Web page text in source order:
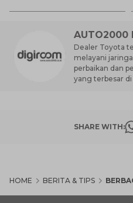
AUTO2000
Dealer Toyota
melayani
perbaikan dan
yang terbesar
SHARE WITH:
HOME BERITA & TIPS